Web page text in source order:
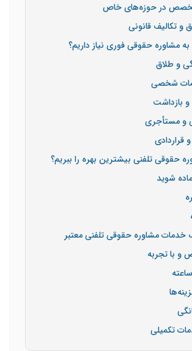
تخصص در حوزه‌های خاص
و تکالیف قانونی
مشاوره حقوقی فوری نیاز داریم؟
و طلاق
شخصی
بازداشت
و مستأجری
قراردادی
حقوقی تلفنی بیشترین بهره را ببریم؟
شوید
مشاوره حقوقی تلفنی معتبر
با تجربه
تکمیلی